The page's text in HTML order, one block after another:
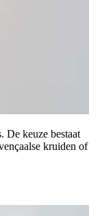
De keuze bestaat
kruiden of